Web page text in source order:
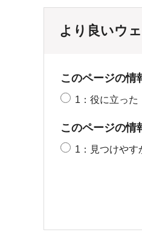
より良いウ
このページの情
1：役に立った
このページの情
1：見つけやす